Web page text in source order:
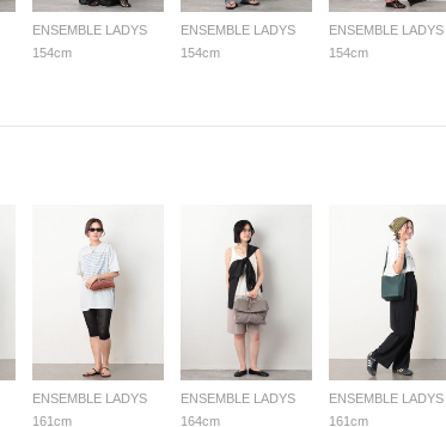
ENSEMBLE LADYS
154cm
ENSEMBLE LADYS
154cm
ENSEMBLE LADYS
154cm
ENSEMBLE LADYS
161cm
ENSEMBLE LADYS
164cm
ENSEMBLE LADYS
161cm